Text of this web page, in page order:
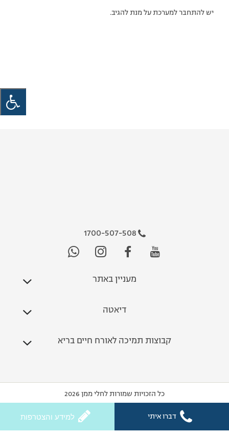
יש להתחבר למערכת על מנת להגיב.
1700-507-508
מעניין באתר
דיאטה
קבוצות תמיכה לאורח חיים בריא
כל הזכויות שמורות לחלי ממן 2026
דברו איתי למידע והצטרפות